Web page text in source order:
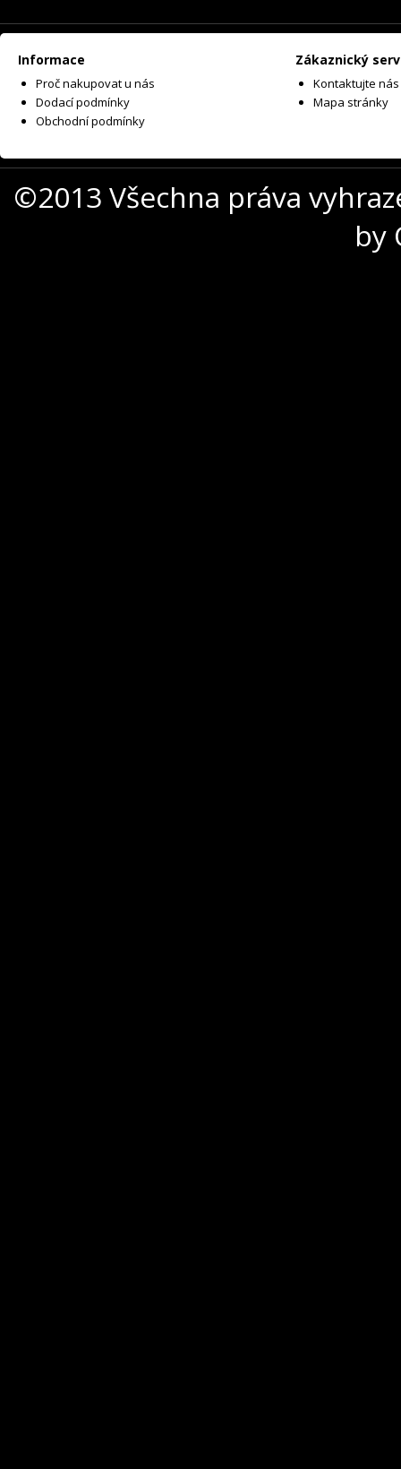
Informace
Proč nakupovat u nás
Dodací podmínky
Obchodní podmínky
Zákaznický
Kontaktujte nás
Mapa stránky
©2013 Všechna práva
by